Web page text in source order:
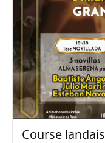
Course